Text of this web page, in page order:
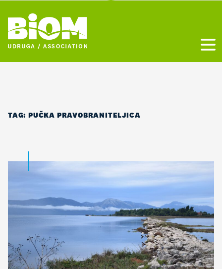
TAG: PUČKA PRAVOBRANITELJICA